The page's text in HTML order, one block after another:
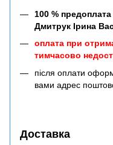
100 %
Дмитрук Ірина
оплата при
тимчасово
після оплати
вами адрес
Доставка